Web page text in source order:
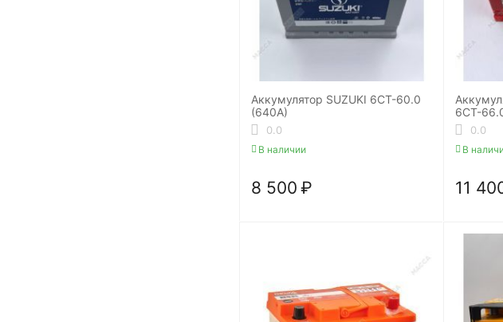
Аккумулятор SUZUKI 6СТ-60.0
(640A)
0.0
В наличии
8 500 ₽
6СТ-
0.0
В
11